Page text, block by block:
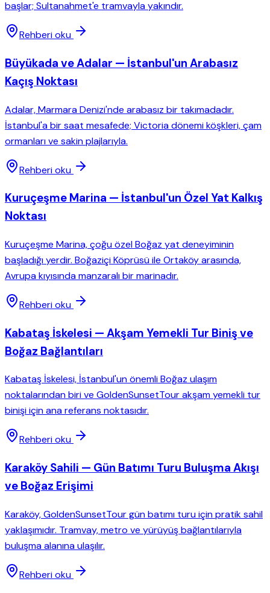
başlar; Sultanahmet'e tramvayla yakındır.
Rehberi oku
Büyükada ve Adalar — İstanbul'un Arabasız
Kaçış Noktası
Adalar, Marmara Denizi'nde arabasız bir takımadadır.
İstanbul'a bir saat mesafede; Victoria dönemi köşkleri, çam
ormanları ve sakin plajlarıyla.
Rehberi oku
Kuruçeşme Marina — İstanbul'un Özel Yat Kalkış
Noktası
Kuruçeşme Marina, çoğu özel Boğaz yat deneyiminin
başladığı yerdir. Boğaziçi Köprüsü ile Ortaköy arasında,
Avrupa kıyısında manzaralı bir marinadır.
Rehberi oku
Kabataş İskelesi — Akşam Yemekli Tur Biniş ve
Boğaz Bağlantıları
Kabataş İskelesi, İstanbul'un önemli Boğaz ulaşım
noktalarından biri ve GoldenSunsetTour akşam yemekli tur
binişi için ana referans noktasıdır.
Rehberi oku
Karaköy Sahili — Gün Batımı Turu Buluşma Akışı
ve Boğaz Erişimi
Karaköy, GoldenSunsetTour gün batımı turu için pratik sahil
yaklaşımıdır. Tramvay, metro ve yürüyüş bağlantılarıyla
buluşma alanına ulaşılır.
Rehberi oku